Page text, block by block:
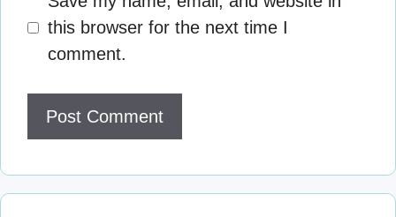
this browser for the next time I
comment.